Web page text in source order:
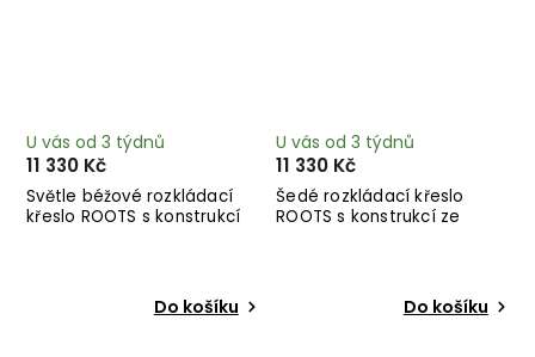
Světle béžové rozkládací
křeslo ROOTS s konstrukcí
U vás od 3 týdnů
11 330 Kč
Do košíku
Šedé rozkládací křeslo
ROOTS s konstrukcí ze
U vás od 3 týdnů
11 330 Kč
Do košíku